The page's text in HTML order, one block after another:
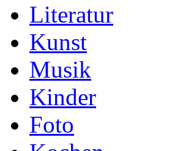
Literatur
Kunst
Musik
Kinder
Foto